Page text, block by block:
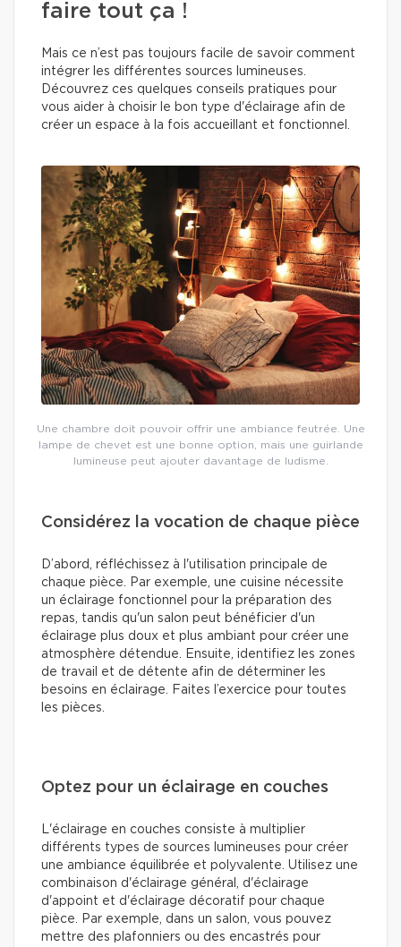
faire tout ça !
Mais ce n’est pas toujours facile de savoir comment
intégrer les différentes sources lumineuses.
Découvrez ces quelques conseils pratiques pour
vous aider à choisir le bon type d'éclairage afin de
créer un espace à la fois accueillant et fonctionnel.
Une chambre doit pouvoir offrir une ambiance feutrée. Une
lampe de chevet est une bonne option, mais une guirlande
lumineuse peut ajouter davantage de ludisme.
Considérez la vocation de chaque pièce
D’abord, réfléchissez à l'utilisation principale de
chaque pièce. Par exemple, une cuisine nécessite
un éclairage fonctionnel pour la préparation des
repas, tandis qu'un salon peut bénéficier d'un
éclairage plus doux et plus ambiant pour créer une
atmosphère détendue. Ensuite, identifiez les zones
de travail et de détente afin de déterminer les
besoins en éclairage. Faites l’exercice pour toutes
les pièces.
Optez pour un éclairage en couches
L'éclairage en couches consiste à multiplier
différents types de sources lumineuses pour créer
une ambiance équilibrée et polyvalente. Utilisez une
combinaison d'éclairage général, d'éclairage
d'appoint et d'éclairage décoratif pour chaque
pièce. Par exemple, dans un salon, vous pouvez
mettre des plafonniers ou des encastrés pour